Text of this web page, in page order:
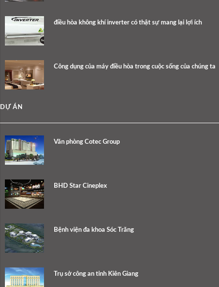
điều hòa không khí inverter có thật sự mang lại lợi ích
Công dụng của máy điều hòa trong cuộc sống của chúng ta
DỰ ÁN
Văn phòng Cotec Group
BHD Star Cineplex
Bệnh viện đa khoa Sóc Trăng
Trụ sở công an tỉnh Kiên Giang